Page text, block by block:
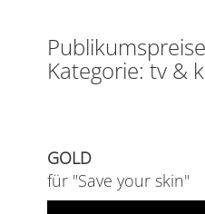
Kategorie: tv &
GOLD
für "Save your skin"